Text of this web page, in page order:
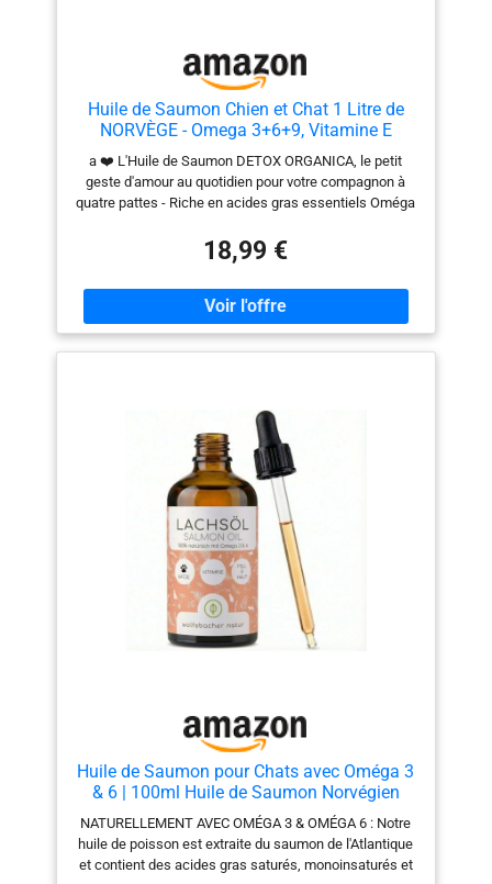
Huile de Saumon Chien et Chat 1 Litre de
NORVÈGE - Omega 3+6+9, Vitamine E
a ❤️ L'Huile de Saumon DETOX ORGANICA, le petit
geste d'amour au quotidien pour votre compagnon à
quatre pattes - Riche en acides gras essentiels Oméga
possède une efficacité prouvée 🐈 Les bénéfices de
l’Huile de Saumon sont multiples : renforce le système
immunitaire, protège les articulations, améliore la santé
cutanée pour une belle peau et un poil brillant… 🐩
Utilisation très simple : il suffit de l’ajouter directement
dans son alimentation habituelle sèche ou humide -
chiens, chats et chevaux peuvent être complémentés
avec de l’Huile de Saumon Lola Pets, les doses sont à
adapter en fonction de la race et de la raison
d’utilisation de l’huile - Pour les chiens ayant tendance
à l’obésité, la prise d’huile de saumon est à raisonner,
consultez le veterinaire 🇫🇷 SERVICE FRANCAIS :
Vous achetez auprès d'une société française avec une
GARANTIE DE REMBOURSEMENT INTEGRAL ! Votre
achat chez nous est totalement sans risque -Testez
notre produit en toute tranquillité, si vous n'êtes pas
satisfait, nous vous rembourserons toujours le prix
d'achat complet – sans condition !
18,99 €
Huile de Saumon pour Chats avec Oméga 3
& 6 | 100ml Huile de Saumon Norvégien
Naturelle de l'Atlantique | Complément
Hautement Dosé pour Chats
NATURELLEMENT AVEC OMÉGA 3 & OMÉGA 6 : Notre
huile de poisson est extraite du saumon de l'Atlantique
et contient des acides gras saturés, monoinsaturés et